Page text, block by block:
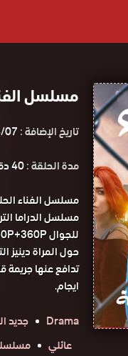
مسلسل الفناء الحلقة 8
تاريخ الإضافة :07
مدة الحلقة :40 دقيقة
للجوال 1080P+720P+480P+360P مسلسل الفناء الحلقة 8 مدبلجة قصة عشق.
حول المراة
تدافع عنها
ايجام.
Drama
جديد
عائلي